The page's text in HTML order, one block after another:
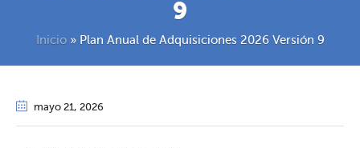
9
Inicio» Plan Anual de Adquisiciones 2026 Versión 9
mayo 21, 2026